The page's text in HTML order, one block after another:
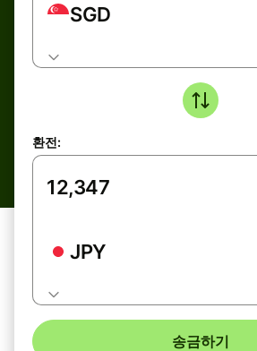
SGD
환전:
JPY
송금하기